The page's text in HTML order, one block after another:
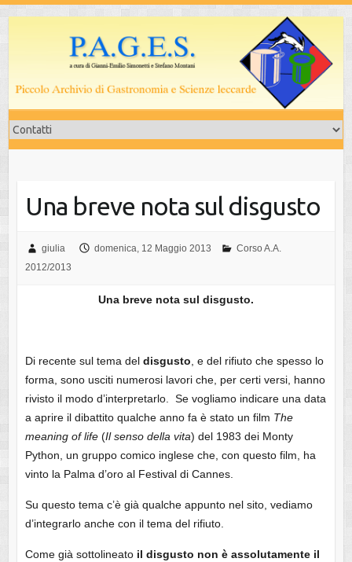
Una breve nota sul disgusto
giulia domenica, 12 Maggio 2013
Corso A.A.
2012/2013
Una breve nota sul disgusto.
Di recente sul tema del disgusto, e del rifiuto che spesso lo
forma, sono usciti numerosi lavori che, per certi versi, hanno
rivisto il modo d’interpretarlo. Se vogliamo indicare una data
a aprire il dibattito qualche anno fa è stato un film The
meaning of life(Il senso della vita) del 1983 dei Monty
Python, un gruppo comico inglese che, con questo film, ha
vinto la Palma d’oro al Festival di Cannes.
Su questo tema c’è già qualche appunto nel sito, vediamo
d’integrarlo anche con il tema del rifiuto.
Come già sottolineato il disgusto non è assolutamente il